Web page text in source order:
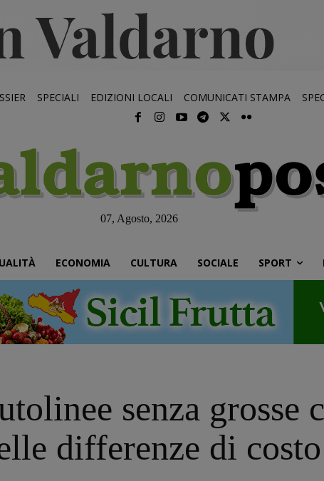
SPECIALI EDIZIONI LOCALI COMUNICATI STAMPA
07, Agosto, 2026
ECONOMIA CULTURA SOCIALE SPORT
senza
differenze di